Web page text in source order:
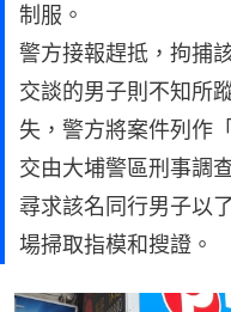
制服。
警方接報趕抵，拘捕
交談的男子則不知所
失，警方將案件列作
交由大埔警區刑事調
尋求該名同行男子以
場掃取指模和搜證。